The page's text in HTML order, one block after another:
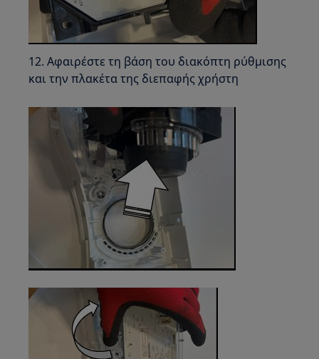
12. Αφαιρέστε τη βάση του διακόπτη ρύθμισης
και την πλακέτα της διεπαφής χρήστη